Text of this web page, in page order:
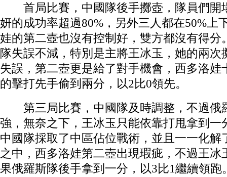
首局比賽，中國隊後手擲壺，隊員們開
妍的成功率超過80%，另外三人都在50%上
娃的第二壺也沒有控制好，雙方都沒有得分
隊失誤不減，特別是主將王冰玉，她的兩次
失誤，第二壺更是給了對手機會，西多洛娃
的擊打先手偷到兩分，以2比0領先。
第三局比賽，中國隊及時調整，不過俄
強，無奈之下，王冰玉只能依靠打甩拿到一
中國隊採取了中區佔位戰術，並且一一化解
之中，西多洛娃第二壺出現瑕疵，不過王冰
果俄羅斯隊後手拿到一分，以3比1繼續領跑